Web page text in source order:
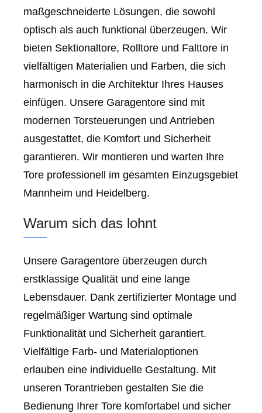
maßgeschneiderte Lösungen, die sowohl
optisch als auch funktional überzeugen. Wir
bieten Sektionaltore, Rolltore und Falttore in
vielfältigen Materialien und Farben, die sich
harmonisch in die Architektur Ihres Hauses
einfügen. Unsere Garagentore sind mit
modernen Torsteuerungen und Antrieben
ausgestattet, die Komfort und Sicherheit
garantieren. Wir montieren und warten Ihre
Tore professionell im gesamten Einzugsgebiet
Mannheim und Heidelberg.
Warum sich das lohnt
Unsere Garagentore überzeugen durch
erstklassige Qualität und eine lange
Lebensdauer. Dank zertifizierter Montage und
regelmäßiger Wartung sind optimale
Funktionalität und Sicherheit garantiert.
Vielfältige Farb- und Materialoptionen
erlauben eine individuelle Gestaltung. Mit
unseren Torantrieben gestalten Sie die
Bedienung Ihrer Tore komfortabel und sicher